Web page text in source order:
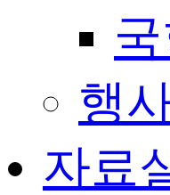
행
자료